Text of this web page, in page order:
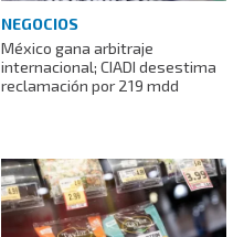
NEGOCIOS
México gana arbitraje
internacional; CIADI desestima
reclamación por 219 mdd